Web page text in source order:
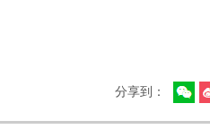
分享到：